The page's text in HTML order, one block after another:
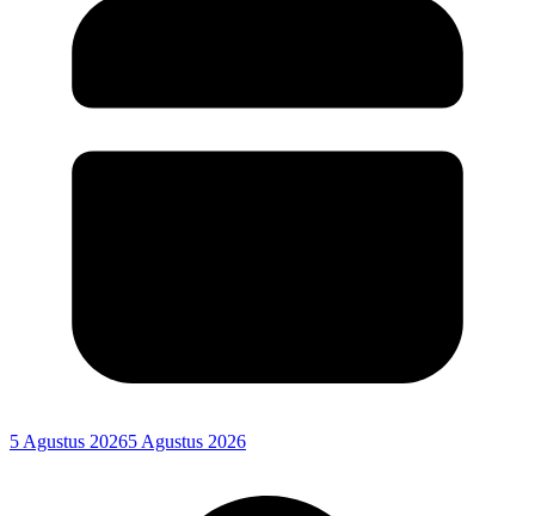
5 Agustus 20265 Agustus 2026